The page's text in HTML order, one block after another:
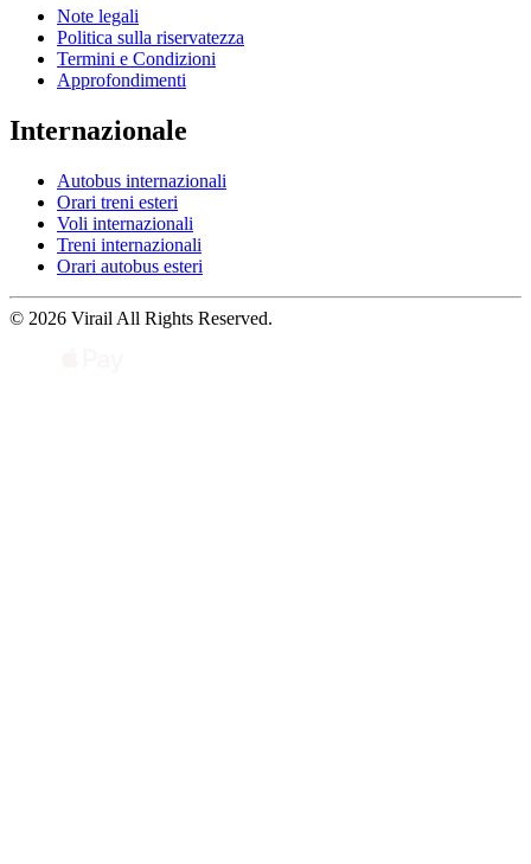
Note legali
Politica sulla riservatezza
Termini e Condizioni
Approfondimenti
Internazionale
Autobus internazionali
Orari treni esteri
Voli internazionali
Treni internazionali
Orari autobus esteri
© 2026 Virail All Rights Reserved.